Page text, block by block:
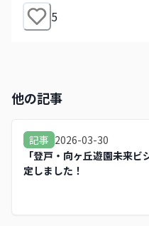
5
他の記事
記事 2026-03-30
「登戸・向ヶ丘遊園未来ビ
定しました！